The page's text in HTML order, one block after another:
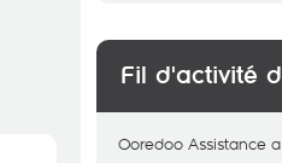
Fil d'activité
Ooredoo Assistance